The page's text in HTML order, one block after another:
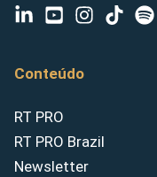
Conteúdo
RT PRO
RT PRO Brazil
Newsletter